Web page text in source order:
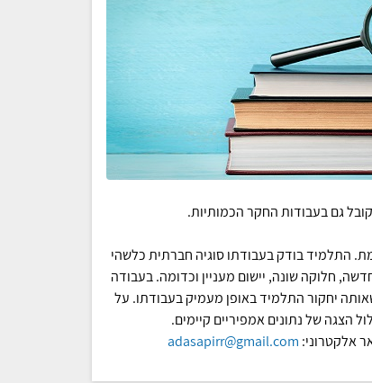
גם בעבודות החקר הכמותיות.
התלמיד בודק בעבודתו סוגיה חברתית כלשהי
חלוקה שונה, יישום מעניין וכדומה. בעבודה
יחקור התלמיד באופן מעמיק בעבודתו. על
הצגה של נתונים אמפיריים קיימים.
אלקטרוני: adasapirr@gmail.com